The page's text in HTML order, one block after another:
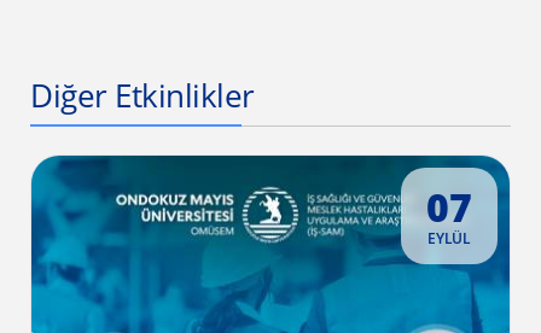
Diğer Etkinlikler
07
EYLÜL